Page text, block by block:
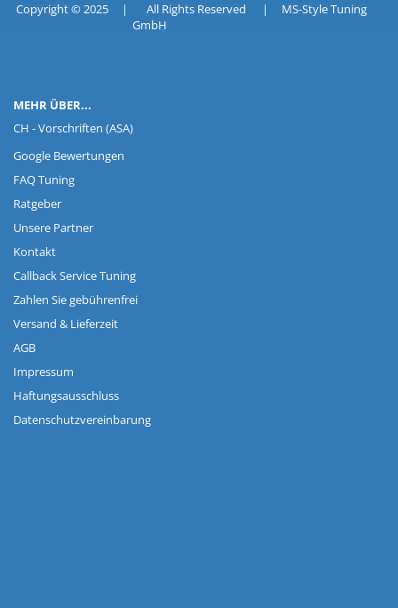
Copyright © 2025 | All Rights Reserved | MS-Style Tuning
GmbH
MEHR ÜBER...
CH - Vorschriften (ASA)
Google Bewertungen
FAQ Tuning
Ratgeber
Unsere Partner
Kontakt
Callback Service Tuning
Zahlen Sie gebührenfrei
Versand & Lieferzeit
AGB
Impressum
Haftungsausschluss
Datenschutzvereinbarung